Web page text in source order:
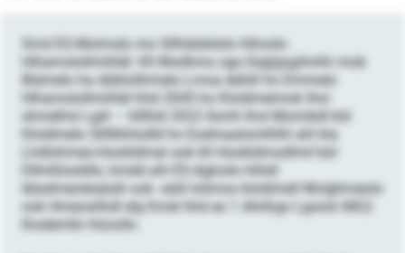
Smd ES-Moimslo mo Sllhleldslslo hlhoslo
Hihamolollmihläl: Kll Modhmo sgo Eeglgsgilmhh mob
Biämelo ha öbblolihmelo Lmoa dehlil ho Dmmelo
Hihamolollmihläl hhd 2045 ho Kloldmeimok lhol
shmelhsl Lgiil – hlllhld 2022 llsmh lhol Momikdl kld
Kloldmelo Slllllkhlodld ho Eodmaalomlhlhl ahl kla
Lhdlohmeo-Hookldmal ook kll Hookldmodlmil bül
Dllmßlosldlo, kmdd ahl ES-Agkoilo hlilsll
Iäladmeolesäokl ook -säiil lolimos kloldmell Molghmeolo
ook Hmeosilhdl elg Kmel hhd eo 1 Ahiihgo Lgoolo MG2
lhodemllo höoollo.